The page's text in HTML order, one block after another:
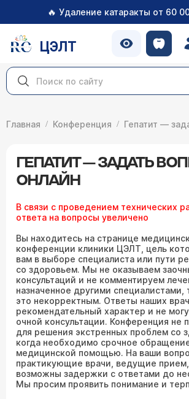
🔥 Удаление катаракты от 60
ЦЭЛТ
Главная Конференция Гепатит —
ГЕПАТИТ — ЗАДАТЬ
ОНЛАЙН
В связи с проведением технических
ответа на вопросы увеличено
Вы находитесь на странице
конференции клиники ЦЭЛТ, цель
вам в выборе специалиста или пути
со здоровьем. Мы не оказываем
консультаций и не комментируем
назначенное другими специалистами,
это некорректным. Ответы наших
рекомендательный характер и не
очной консультации. Конференция не
для решения экстренных проблем со
когда необходимо срочное
медицинской помощью. На ваши
практикующие врачи, ведущие
возможны задержки с ответами до
Мы просим проявить понимание и